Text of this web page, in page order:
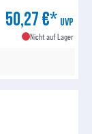
50,27 €* UVP
Nicht auf Lager